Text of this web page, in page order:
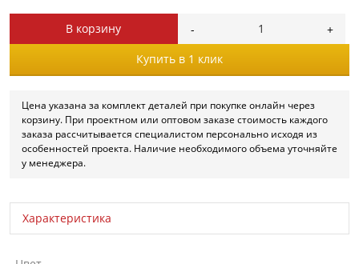
В корзину
Купить в 1 клик
Цена указана за комплект деталей при покупке онлайн через
корзину. При проектном или оптовом заказе стоимость каждого
заказа рассчитывается специалистом персонально исходя из
особенностей проекта. Наличие необходимого объема уточняйте
у менеджера.
Характеристика